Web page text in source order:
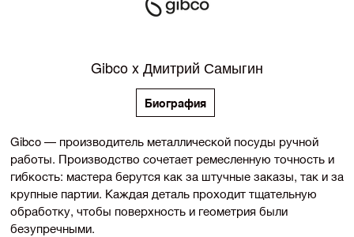
Gibco x Дмитрий Самыгин
Биография
Gibco — производитель металлической посуды ручной
работы. Производство сочетает ремесленную точность и
гибкость: мастера берутся как за штучные заказы, так и за
крупные партии. Каждая деталь проходит тщательную
обработку, чтобы поверхность и геометрия были
безупречными.